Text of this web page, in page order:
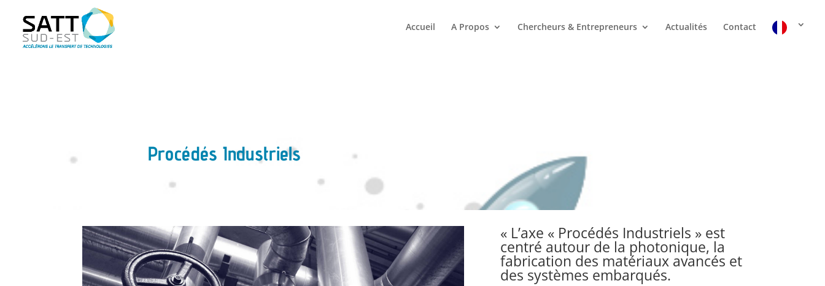
Accueil A Propos Chercheurs & Entrepreneurs Actualités Contact
Procédés Industriels
« L’axe « Procédés Industriels » est
centré autour de la photonique, la
fabrication des matériaux avancés et
des systèmes embarqués.